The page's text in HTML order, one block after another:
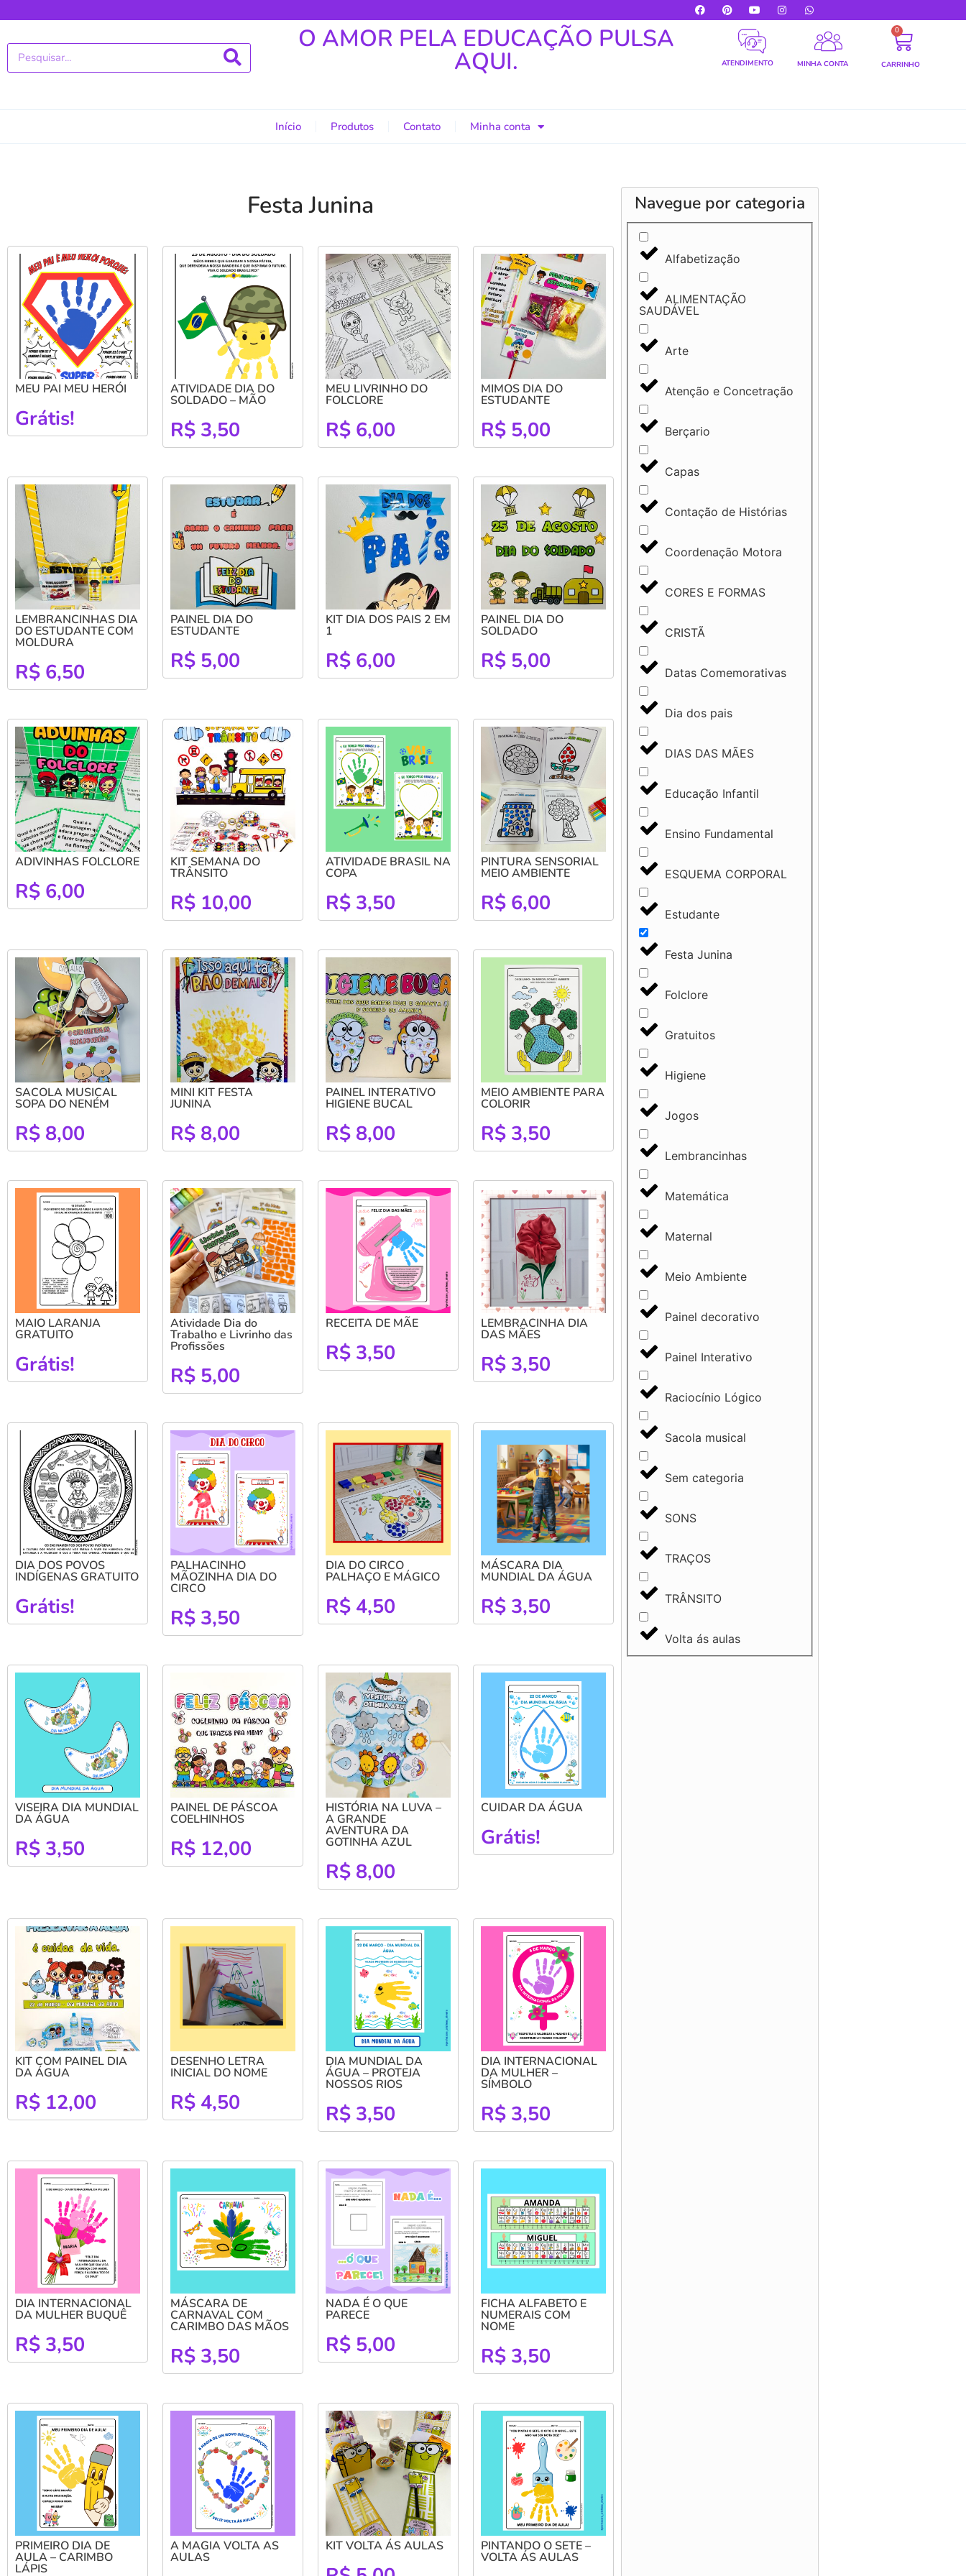
O AMOR PELA EDUCAÇÃO PULSA
AQUI. ATENDIMENTO MINHA CONTA
0
CARRINHO
Início Produtos Contato Minha conta
Festa Junina
MEU PAI MEU HERÓI
Grátis!
ATIVIDADE DIA DO
SOLDADO – MÃO
R$3,50
MEU LIVRINHO DO
FOLCLORE
R$6,00
MIMOS DIA DO
ESTUDANTE
R$5,00
LEMBRANCINHAS DIA
DO ESTUDANTE COM
MOLDURA
R$ 6,50
PAINEL DIA DO
ESTUDANTE
R$5,00
KIT DIA DOS PAIS 2 EM
1
R$6,00
PAINEL DIA DO
SOLDADO
R$5,00
ADIVINHAS FOLCLORE
R$ 6,00
KIT SEMANA DO
TRÂNSITO
R$10,00
ATIVIDADE BRASIL NA
COPA
R$3,50
PINTURA SENSORIAL
MEIO AMBIENTE
R$6,00
SACOLA MUSICAL
SOPA DO NENÉM
R$ 8,00
MINI KIT FESTA
JUNINA
R$8,00
PAINEL INTERATIVO
HIGIENE BUCAL
R$8,00
MEIO AMBIENTE PARA
COLORIR
R$3,50
MAIO LARANJA
GRATUITO
Grátis!
Atividade Dia do
Trabalho e Livrinho das
Profissões
R$5,00
RECEITA DE MÃE
R$3,50
LEMBRACINHA DIA
DAS MÃES
R$3,50
DIA DOS POVOS
INDÍGENAS GRATUITO
Grátis!
PALHACINHO
MÃOZINHA DIA DO
CIRCO
R$3,50
DIA DO CIRCO
PALHAÇO E MÁGICO
R$4,50
MÁSCARA DIA
MUNDIAL DA ÁGUA
R$3,50
VISEIRA DIA MUNDIAL
DA ÁGUA
R$ 3,50
PAINEL DE PÁSCOA
COELHINHOS
R$12,00
HISTÓRIA NA LUVA –
A GRANDE
AVENTURA DA
GOTINHA AZUL
R$8,00
CUIDAR DA ÁGUA
Grátis!
KIT COM PAINEL DIA
DA ÁGUA
R$ 12,00
DESENHO LETRA
INICIAL DO NOME
R$4,50
DIA MUNDIAL DA
ÁGUA – PROTEJA
NOSSOS RIOS
R$3,50
DIA INTERNACIONAL
DA MULHER –
SÍMBOLO
R$3,50
DIA INTERNACIONAL
DA MULHER BUQUÊ
R$ 3,50
MÁSCARA DE
CARNAVAL COM
CARIMBO DAS MÃOS
R$3,50
NADA É O QUE
PARECE
R$5,00
FICHA ALFABETO E
NUMERAIS COM
NOME
R$3,50
PRIMEIRO DIA DE
AULA – CARIMBO
LÁPIS
A MAGIA VOLTA AS
AULAS
KIT VOLTA ÁS AULAS PINTANDO O SETE –
VOLTA ÁS AULAS
Navegue por categoria
Alfabetização
ALIMENTAÇÃO
SAUDÁVEL
Arte
Atenção e Concetração
Berçario
Capas
Contação de Histórias
Coordenação Motora
CORES E FORMAS
CRISTÃ
Datas Comemorativas
Dia dos pais
DIAS DAS MÃES
Educação Infantil
Ensino Fundamental
ESQUEMA CORPORAL
Estudante
Festa Junina
Folclore
Gratuitos
Higiene
Jogos
Lembrancinhas
Matemática
Maternal
Meio Ambiente
Painel decorativo
Painel Interativo
Raciocínio Lógico
Sacola musical
Sem categoria
SONS
TRAÇOS
TRÂNSITO
Volta ás aulas